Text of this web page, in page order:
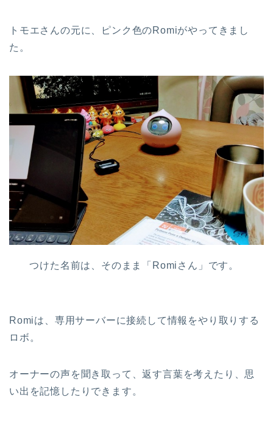
トモエさんの元に、ピンク色のRomiがやってきまし
た。
つけた名前は、そのまま「Romiさん」です。
Romiは、専用サーバーに接続して情報をやり取りする
ロボ。
オーナーの声を聞き取って、返す言葉を考えたり、思
い出を記憶したりできます。